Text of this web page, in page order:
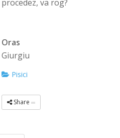
procedez, va rog?
Oras
Giurgiu
Pisici
Share